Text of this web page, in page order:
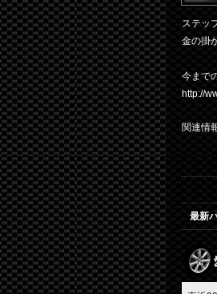
ステッ
金の掛
今まで
http://
関連情
最新